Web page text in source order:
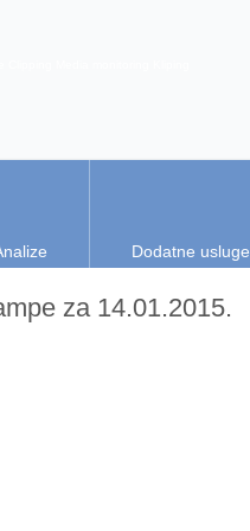
Dodatne usluge
za 14.01.2015.